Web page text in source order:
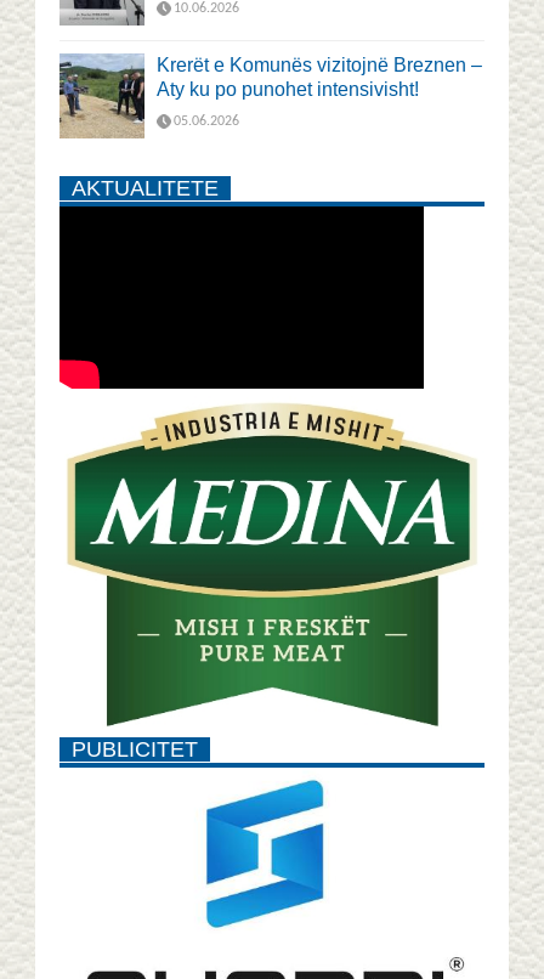
10.06.2026
Krerët e Komunës vizitojnë Breznen –
Aty ku po punohet intensivisht!
05.06.2026
AKTUALITETE
PUBLICITET